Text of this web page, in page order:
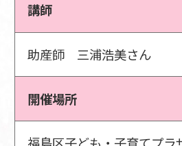
講師
助産師 三浦浩美さん
開催場所